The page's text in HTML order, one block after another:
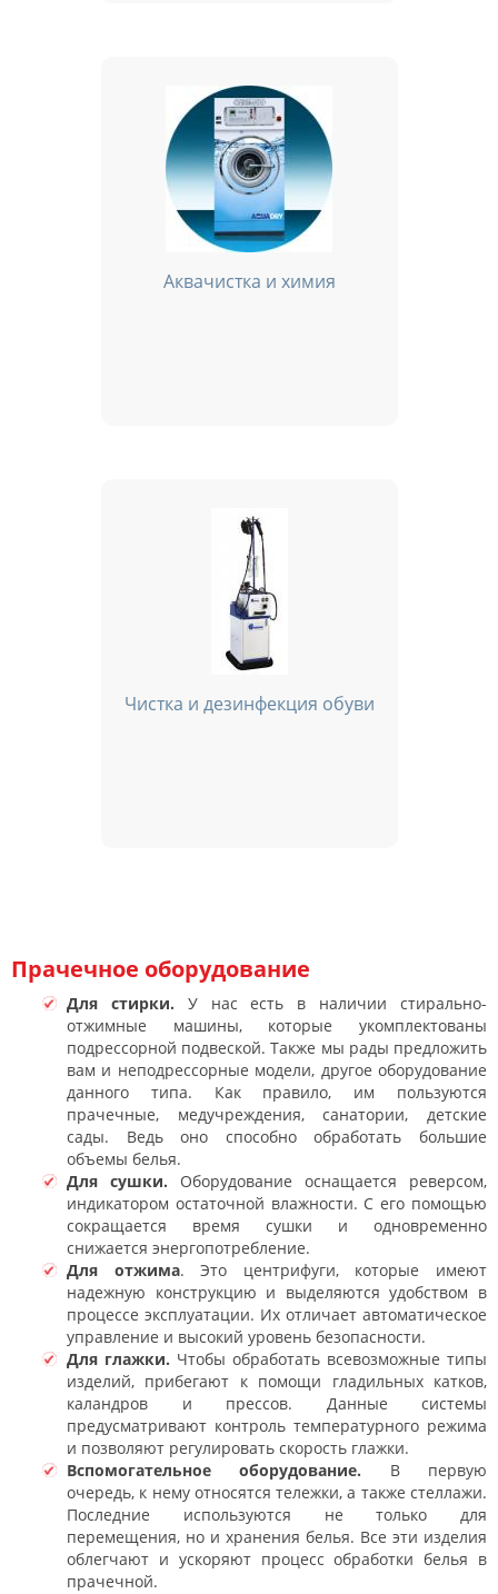
Аквачистка и химия
Чистка и дезинфекция обуви
Прачечное оборудование
Для стирки. У нас есть в наличии стирально-
отжимные машины, которые укомплектованы
подрессорной подвеской. Также мы рады предложить
вам и неподрессорные модели, другое оборудование
данного типа. Как правило, им пользуются
прачечные, медучреждения, санатории, детские
сады. Ведь оно способно обработать большие
объемы белья.
Для сушки. Оборудование оснащается реверсом,
индикатором остаточной влажности. С его помощью
сокращается время сушки и одновременно
снижается энергопотребление.
Для отжима. Это центрифуги, которые имеют
надежную конструкцию и выделяются удобством в
процессе эксплуатации. Их отличает автоматическое
управление и высокий уровень безопасности.
Для глажки. Чтобы обработать всевозможные типы
изделий, прибегают к помощи гладильных катков,
каландров и прессов. Данные системы
предусматривают контроль температурного режима
и позволяют регулировать скорость глажки.
Вспомогательное оборудование. В первую
очередь, к нему относятся тележки, а также стеллажи.
Последние используются не только для
перемещения, но и хранения белья. Все эти изделия
облегчают и ускоряют процесс обработки белья в
прачечной.